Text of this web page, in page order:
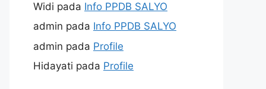
Widi pada Info PPDB SALYO
admin pada Info PPDB SALYO
admin pada Profile
Hidayati pada Profile